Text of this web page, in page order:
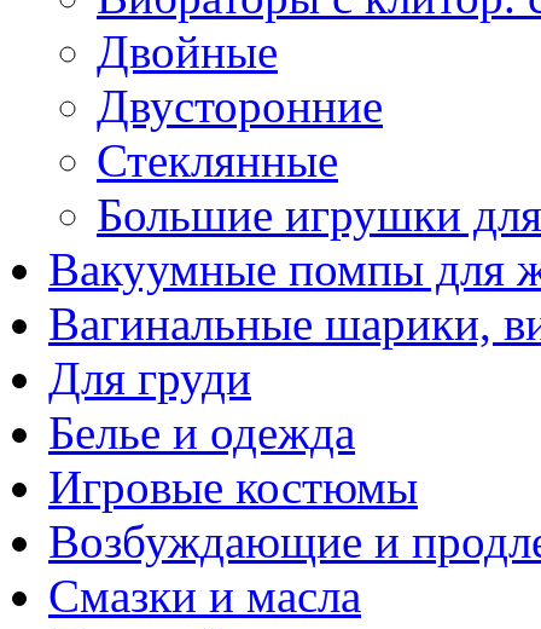
Двойные
Двусторонние
Стеклянные
Большие игрушки
Вакуумные помпы для
Вагинальные шарики,
Для груди
Белье и одежда
Игровые костюмы
Возбуждающие и
Смазки и масла